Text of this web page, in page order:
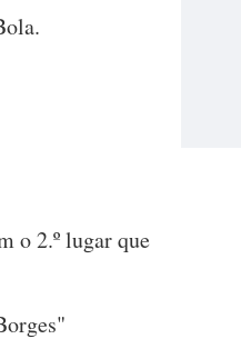
o 2.º lugar que